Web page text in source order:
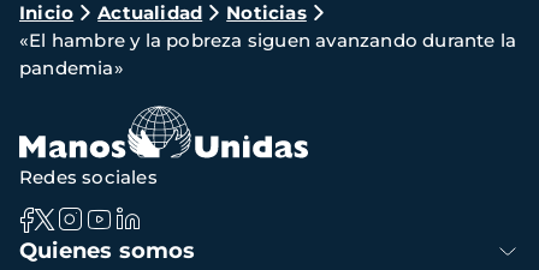
Ruta
de
navegación
Inicio Actualidad
Noticias
«El hambre y la pobreza siguen avanzando durante la
pandemia»
Navegación
Quienes somos
Redes sociales